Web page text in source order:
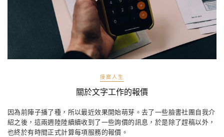
接案人生
關於文字工作的報價
因為前陣子播了種，所以最近效果開始萌芽。去了一些臉書社團自我介
紹之後，這兩週陸陸續續收到了一些詢價的訊息，於是除了趕稿以外，
也終於有時間正式計算每項服務的報價。